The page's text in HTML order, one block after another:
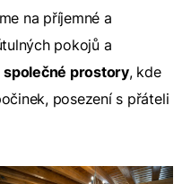
na příjemné a
pokojů a
společné prostory, kde
posezení s přáteli